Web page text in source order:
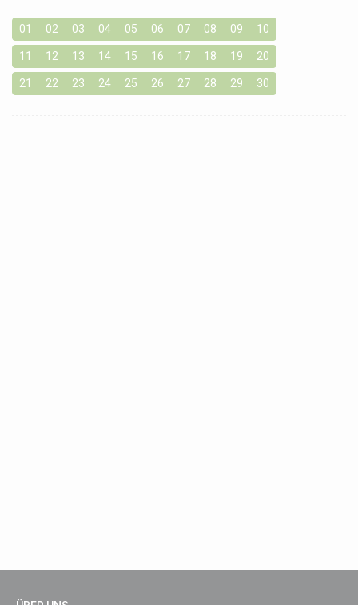
01 02 03 04 05 06 07 08 09 10
11 12 13 14 15 16 17 18 19 20
21 22 23 24 25 26 27 28 29 30